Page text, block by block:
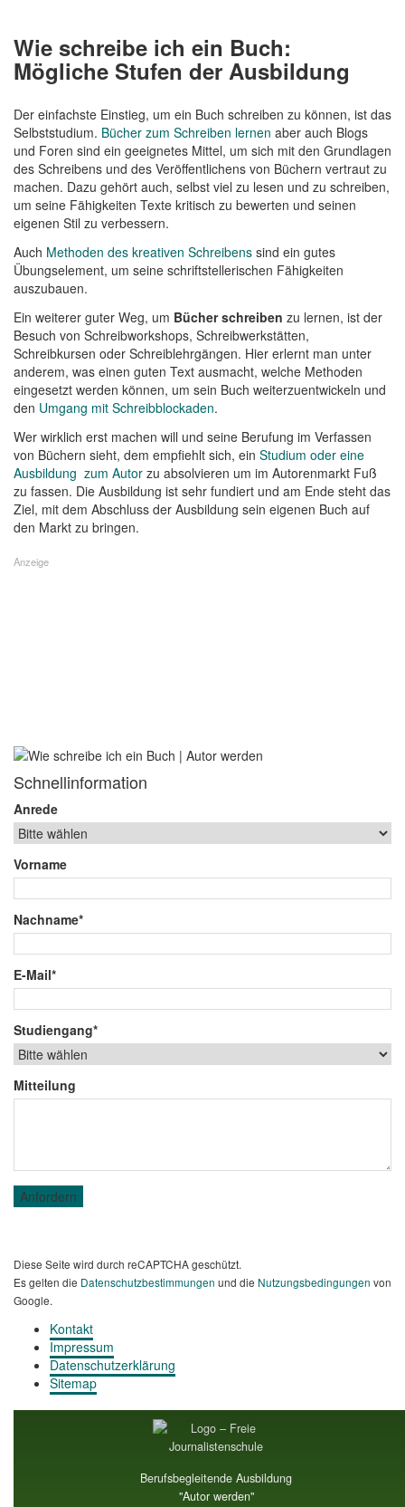
Wie schreibe ich ein Buch:
Mögliche Stufen der Ausbildung
Der einfachste Einstieg, um ein Buch schreiben zu können, ist das
Selbststudium. Bücher zum Schreiben lernen aber auch Blogs
und Foren sind ein geeignetes Mittel, um sich mit den Grundlagen
des Schreibens und des Veröffentlichens von Büchern vertraut zu
machen. Dazu gehört auch, selbst viel zu lesen und zu schreiben,
um seine Fähigkeiten Texte kritisch zu bewerten und seinen
eigenen Stil zu verbessern.
Auch Methoden des kreativen Schreibens sind ein gutes
Übungselement, um seine schriftstellerischen Fähigkeiten
auszubauen.
Ein weiterer guter Weg, um Bücher schreiben zu lernen, ist der
Besuch von Schreibworkshops, Schreibwerkstätten,
Schreibkursen oder Schreiblehrgängen. Hier erlernt man unter
anderem, was einen guten Text ausmacht, welche Methoden
eingesetzt werden können, um sein Buch weiterzuentwickeln und
den Umgang mit Schreibblockaden.
Wer wirklich erst machen will und seine Berufung im Verfassen
von Büchern sieht, dem empfiehlt sich, ein Studium oder eine
Ausbildung zum Autor zu absolvieren um im Autorenmarkt Fuß
zu fassen. Die Ausbildung ist sehr fundiert und am Ende steht das
Ziel, mit dem Abschluss der Ausbildung sein eigenen Buch auf
den Markt zu bringen.
Schnellinformation
Anrede
Vorname
Nachname*
E-Mail*
Studiengang*
Mitteilung
Diese Seite wird durch reCAPTCHA geschützt.
Es gelten die Datenschutzbestimmungen und die Nutzungsbedingungen von
Google.
Kontakt
Impressum
Datenschutzerklärung
Sitemap
Berufsbegleitende Ausbildung
"Autor werden"